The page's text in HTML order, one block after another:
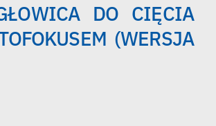
DO CIĘCIA
(WERSJA